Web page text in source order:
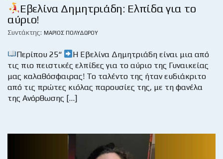
Εβελίνα Δημητριάδη: Ελπίδα για το
αύριο!
Συντάκτης: ΜΆΡΙΟΣ ΠΟΛΥΔΏΡΟΥ
Περίπου 25“
Η Εβελίνα Δημητριάδη είναι μια από
τις πιο πειστικές ελπίδες για το αύριο της Γυναικείας
μας καλαθόσφαιρας! Το ταλέντο της ήταν ευδιάκριτο
από τις πρώτες κιόλας παρουσίες της, με τη φανέλα
της Ανόρθωσης […]